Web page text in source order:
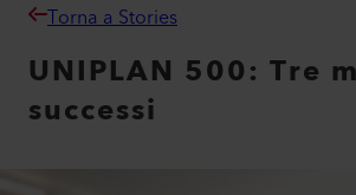
Torna a Stories
UNIPLAN 500: Tre
successi